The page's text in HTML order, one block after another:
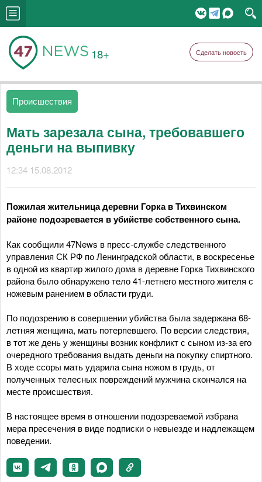
18+ Сделать новость
Происшествия
Мать зарезала сына, требовавшего
деньги на выпивку
12:34 15.08.2012
Пожилая жительница деревни Горка в Тихвинском
районе подозревается в убийстве собственного сына.
Как сообщили 47News в пресс-службе следственного
управления СК РФ по Ленинградской области, в воскресенье
в одной из квартир жилого дома в деревне Горка Тихвинского
района было обнаружено тело 41-летнего местного жителя с
ножевым ранением в области груди.
По подозрению в совершении убийства была задержана 68-
летняя женщина, мать потерпевшего. По версии следствия,
в тот же день у женщины возник конфликт с сыном из-за его
очередного требования выдать деньги на покупку спиртного.
В ходе ссоры мать ударила сына ножом в грудь, от
полученных телесных повреждений мужчина скончался на
месте происшествия.
В настоящее время в отношении подозреваемой избрана
мера пресечения в виде подписки о невыезде и надлежащем
поведении.